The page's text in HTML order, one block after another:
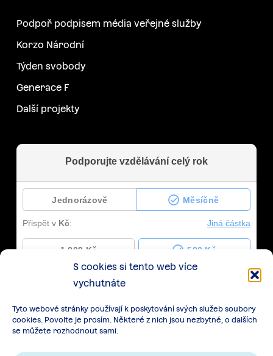
S cookies si tento web více
vychutnáte
Tyto webové stránky používají k poskytování svých služeb soubory
cookies. Povolte je prosím. Některé z nich jsou nezbytné, o dalších
se můžete rozhodnout sami.
Podpoř podpisem média veřejné služby
Korzo Národní
Týden svobody
Generace F
Další projekty